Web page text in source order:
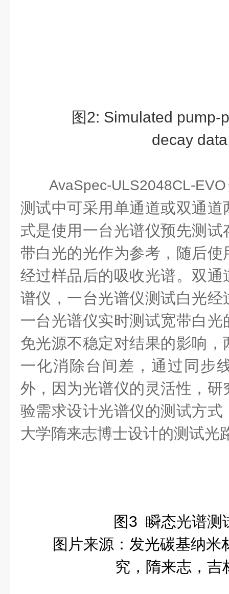
图2: Simulated pump-
decay
AvaSpec-ULS2048CL-EVO
测试中可采用单通道或双通
式是使用一台光谱仪预先测
带白光的光作为参考，随后
经过样品后的吸收光谱。双
谱仪，一台光谱仪测试白光
一台光谱仪实时测试宽带白
免光源不稳定对结果的影响
一化消除台间差，通过同步
外，因为光谱仪的灵活性，
验需求设计光谱仪的测试方
大学隋来志博士设计的测试光
图3 瞬态光谱测
图片来源：发光碳基纳米
究，隋来志，吉